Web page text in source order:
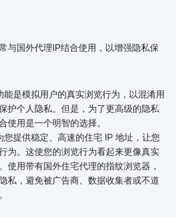
与国外代理IP结合使用，以增强隐私保
能是模拟用户的真实浏览行为，以混淆用
护个人隐私。但是，为了更高级的隐私
使用是一个明智的选择。
您提供稳定、高速的住宅 IP 地址，让您
为。这使您的浏览行为看起来更像真实
使用带有国外住宅代理的指纹浏览器，
私，避免被广告商、数据收集者或不道